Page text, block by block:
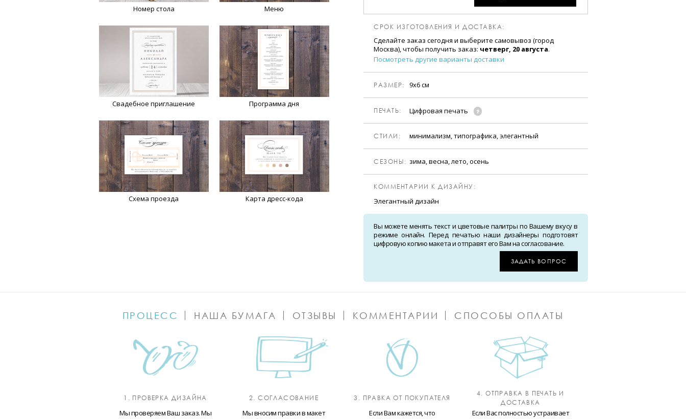
Номер стола Меню
Свадебное приглашение Программа дня
Схема проезда Карта дресс-кода
СРОК ИЗГОТОВЛЕНИЯ И ДОСТАВКА:
Сделайте заказ сегодня и выберите самовывоз (город
Москва), чтобы получить заказ: четверг, 20 августа.
Посмотреть другие варианты доставки
РАЗМЕР: 9х6 см
ПЕЧАТЬ: Цифровая печать
CТИЛИ: минимализм, типографика, элегантный
CЕЗОНЫ: зима, весна, лето, осень
КОММЕНТАРИИ К ДИЗАЙНУ:
Элегантный дизайн
Вы можете менять текст и цветовые палитры по Вашему вкусу в
режиме онлайн. Перед печатью наши дизайнеры подготовят
цифровую копию макета и отправят его Вам на согласование.
ЗАДАТЬ ВОПРОС
ПРОЦЕСС НАША БУМАГА ОТЗЫВЫ КОММЕНТАРИИ СПОСОБЫ ОПЛАТЫ
1. ПРОВЕРКА ДИЗАЙНА
Мы проверяем Ваш заказ. Мы
2. СОГЛАСОВАНИЕ
Мы вносим правки в макет
3. ПРАВКА ОТ ПОКУПАТЕЛЯ
Если Вам кажется, что
4. ОТПРАВКА В ПЕЧАТЬ И
ДОСТАВКА
Если Вас полностью устраивает